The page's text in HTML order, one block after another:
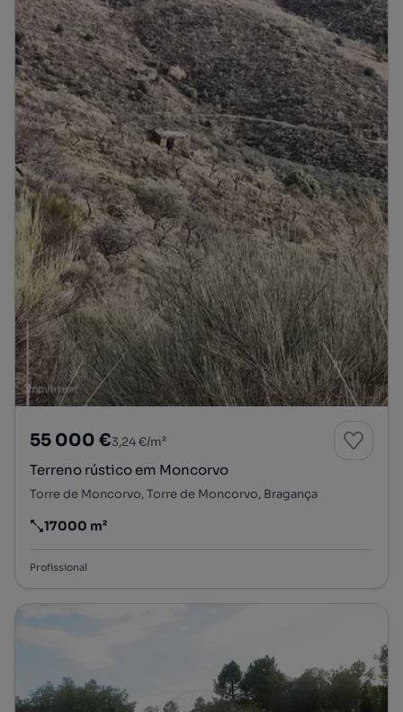
55 000 €3,24 €/m²
Terreno rústico em Moncorvo
Torre de Moncorvo, Torre de Moncorvo, Bragança
Preço por metro quadrado
17000 m²
Profissional